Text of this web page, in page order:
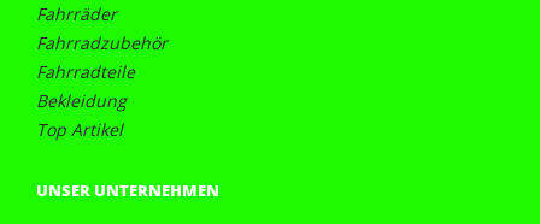
Fahrräder
Fahrradzubehör
Fahrradteile
Bekleidung
Top Artikel
UNSER UNTERNEHMEN